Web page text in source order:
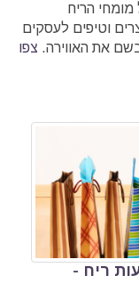
הריח
וטיפים לעסקים
את האווירה. צפו
ריח -